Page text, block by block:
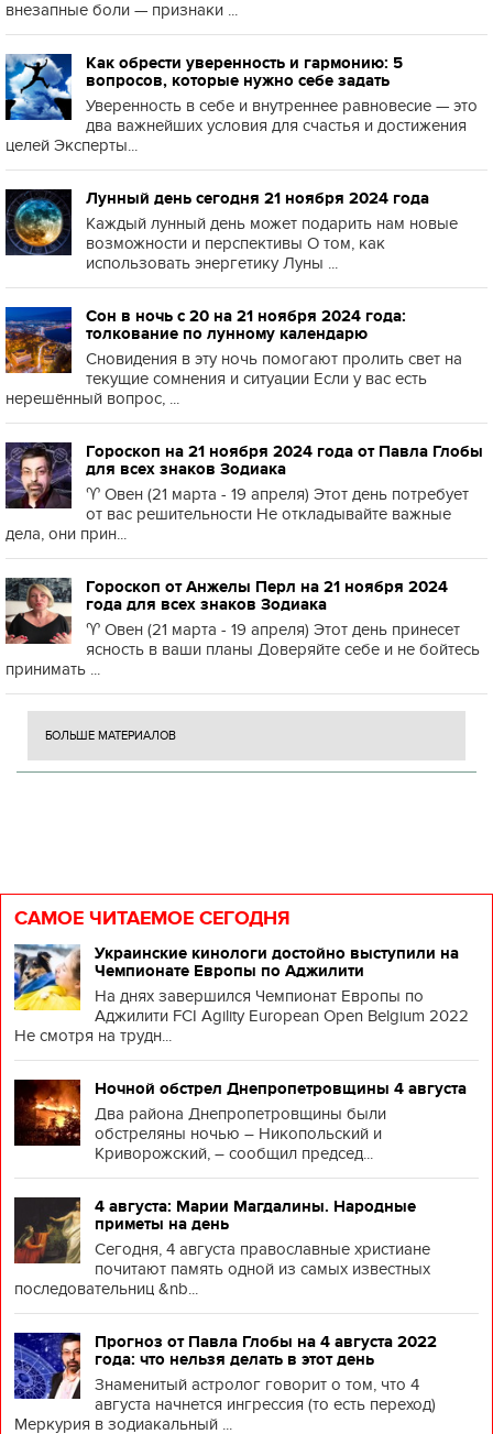
внезапные боли — признаки ...
Как обрести уверенность и гармонию: 5
вопросов, которые нужно себе задать
Уверенность в себе и внутреннее равновесие — это
два важнейших условия для счастья и достижения
целей Эксперты...
Лунный день сегодня 21 ноября 2024 года
Каждый лунный день может подарить нам новые
возможности и перспективы О том, как
использовать энергетику Луны ...
Сон в ночь с 20 на 21 ноября 2024 года:
толкование по лунному календарю
Сновидения в эту ночь помогают пролить свет на
текущие сомнения и ситуации Если у вас есть
нерешённый вопрос, ...
Гороскоп на 21 ноября 2024 года от Павла Глобы
для всех знаков Зодиака
♈️ Овен (21 марта - 19 апреля) Этот день потребует
от вас решительности Не откладывайте важные
дела, они прин...
Гороскоп от Анжелы Перл на 21 ноября 2024
года для всех знаков Зодиака
♈️ Овен (21 марта - 19 апреля) Этот день принесет
ясность в ваши планы Доверяйте себе и не бойтесь
принимать ...
БОЛЬШЕ МАТЕРИАЛОВ
САМОЕ ЧИТАЕМОЕ СЕГОДНЯ
Украинские кинологи достойно выступили на
Чемпионате Европы по Аджилити
На днях завершился Чемпионат Европы по
Аджилити FCI Agility European Open Belgium 2022
Не смотря на трудн...
Ночной обстрел Днепропетровщины 4 августа
Два района Днепропетровщины были
обстреляны ночью – Никопольский и
Криворожский, – сообщил председ...
4 августа: Марии Магдалины. Народные
приметы на день
Сегодня, 4 августа православные христиане
почитают память одной из самых известных
последовательниц &nb...
Прогноз от Павла Глобы на 4 августа 2022
года: что нельзя делать в этот день
Знаменитый астролог говорит о том, что 4
августа начнется ингрессия (то есть переход)
Меркурия в зодиакальный ...